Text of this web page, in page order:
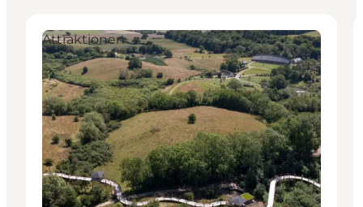
Attraktionen